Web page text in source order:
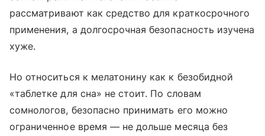
рассматривают как средство для краткосрочного
применения, а долгосрочная безопасность изучена
хуже.
Но относиться к мелатонину как к безобидной
«таблетке для сна» не стоит. По словам
сомнологов, безопасно принимать его можно
ограниченное время — не дольше месяца без